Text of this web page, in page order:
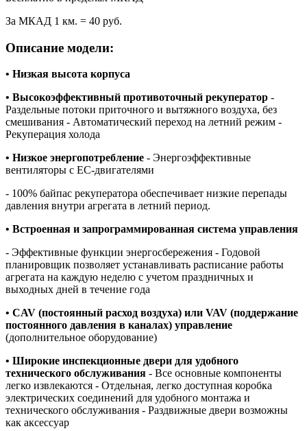
За МКАД 1 км. = 40 руб.
Описание модели:
• Низкая высота корпуса
• Высокоэффективный противоточный рекуператор -
Раздельные потоки приточного и вытяжного воздуха, без
смешивания - Автоматический переход на летний режим -
Рекуперация холода
• Низкое энергопотребление - Энергоэффективные
вентиляторы с EC-двигателями
- 100% байпас рекуператора обеспечивает низкие перепады
давления внутри агрегата в летний период.
• Встроенная и запрограммированная система управления
- Эффективные функции энергосбережения - Годовой
планировщик позволяет устанавливать расписание работы
агрегата на каждую неделю с учетом праздничных и
выходных дней в течение года
• СAV (постоянный расход воздуха) или VAV (поддержание
постоянного давления в каналах) управление
(дополнительное оборудование)
• Широкие инспекционные двери для удобного
технического обслуживания - Все основные компоненты
легко извлекаются - Отдельная, легко доступная коробка
электрических соединений для удобного монтажа и
технического обслуживания - Раздвижные двери возможны
как аксессуар